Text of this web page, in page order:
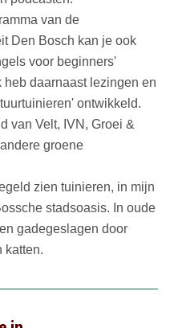
van de
Den Bosch kan je ook
voor beginners'
heb daarnaast lezingen en
ontwikkeld.
van Velt, IVN, Groei &
groene
zien tuinieren, in mijn
stadsoasis. In oude
gadegeslagen door
katten.